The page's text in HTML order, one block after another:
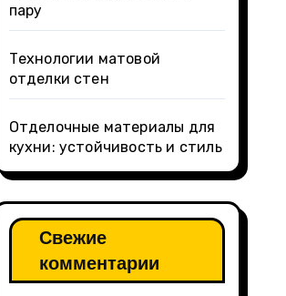
пару
Технологии матовой
отделки стен
Отделочные материалы для
кухни: устойчивость и стиль
Свежие
комментарии